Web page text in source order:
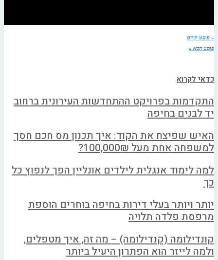
« פוסט קודם
פוסט הבא »
כדאי לקרוא
התקדמות בפרויקט ההתחדשות העירונית ברחוב
יד לבנים בחיפה
האיש שפיצח את הקוד: איך תכנון מס חכם חסך
למשפחה אחת מעל 100,000₪?
למה לימוד אנגלית לילדים אונליין הפך לנפוץ כל
כך
יותר ויותר בעלי דירות בחיפה בוחרים הוספת
מרפסת פלדה תלויה
קונדילומה (קנדילומה) – מה זה, איך מטפלים,
ולמה לייזר הוא הפתרון היעיל ביותר